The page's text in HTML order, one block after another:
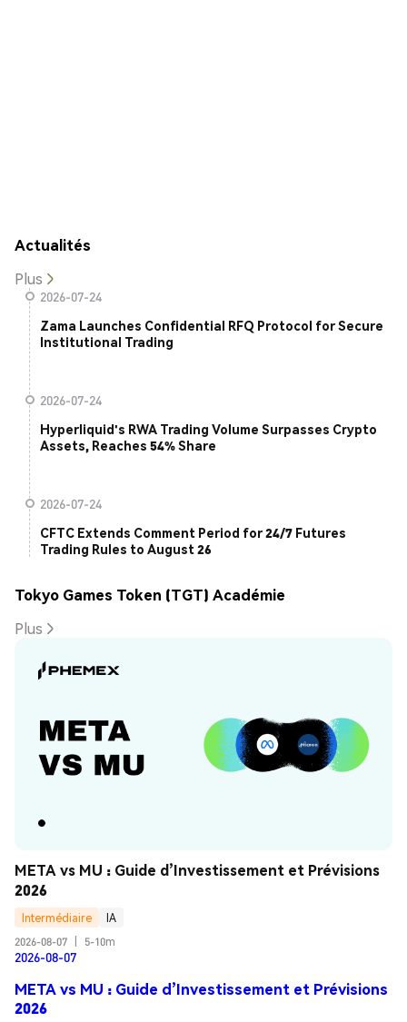
Actualités
Plus
2026-07-24
Zama Launches Confidential RFQ Protocol for Secure
Institutional Trading
2026-07-24
Hyperliquid's RWA Trading Volume Surpasses Crypto
Assets, Reaches 54% Share
2026-07-24
CFTC Extends Comment Period for 24/7 Futures
Trading Rules to August 26
Tokyo Games Token (TGT) Académie
Plus
META vs MU : Guide d’Investissement et Prévisions
2026
Intermédiaire
IA
2026-08-07
5-10m
2026-08-07
META vs MU : Guide d’Investissement et Prévisions
2026